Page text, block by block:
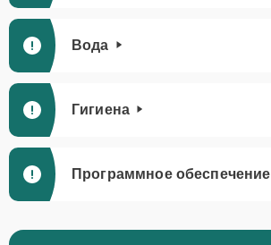
Вода
Гигиена
Программное обеспечение